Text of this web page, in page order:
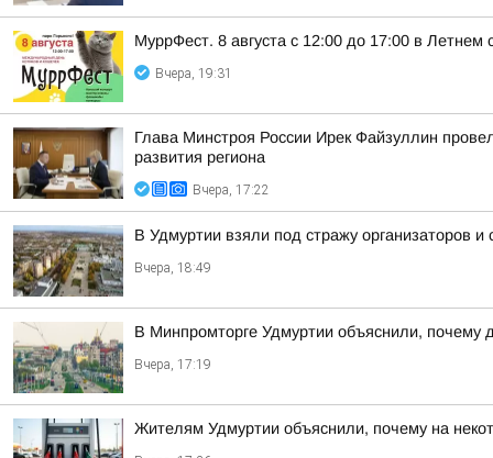
МуррФест. 8 августа с 12:00 до 17:00 в
Вчера, 19:31
Глава Минстроя России Ирек Файзуллин
развития региона
Вчера, 17:22
В Удмуртии взяли под стражу организаторов
Вчера, 18:49
В Минпромторге Удмуртии объяснили, почему
Вчера, 17:19
Жителям Удмуртии объяснили, почему на